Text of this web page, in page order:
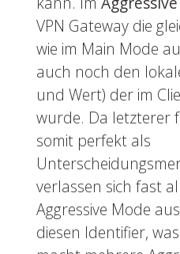
VPN Gateway die
wie im Main Mode
auch noch den
und Wert) der im
wurde. Da letzterer
somit perfekt als
verlassen sich fast
Aggressive Mode
diesen Identifier,